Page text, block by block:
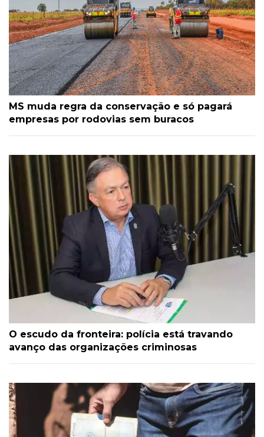
MS muda regra da conservação e só pagará
empresas por rodovias sem buracos
O escudo da fronteira: polícia está travando
avanço das organizações criminosas